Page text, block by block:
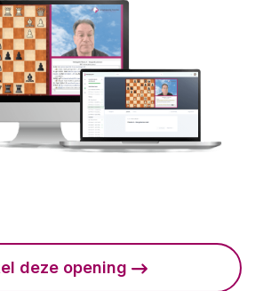
deze opening